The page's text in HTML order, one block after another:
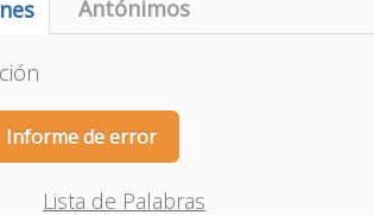
Antónimos
Informe de error
Lista de Palabras